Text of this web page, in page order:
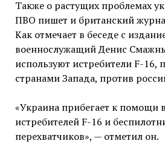
Также о растущих проблемах
ПВО пишет и британский
Как отмечает в беседе с
военнослужащий Денис
используют истребители F-16,
странами Запада, против
«Украина прибегает к помощи
истребителей F-16 и
перехватчиков», — отметил он.